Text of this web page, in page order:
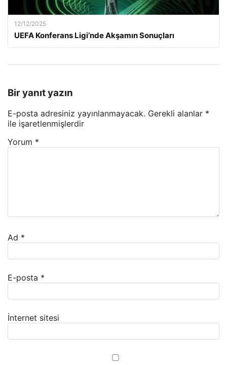
12/12/2025
UEFA Konferans Ligi’nde Akşamın Sonuçları
Bir yanıt yazın
E-posta adresiniz yayınlanmayacak. Gerekli alanlar *
ile işaretlenmişlerdir
Yorum *
Ad *
E-posta *
İnternet sitesi